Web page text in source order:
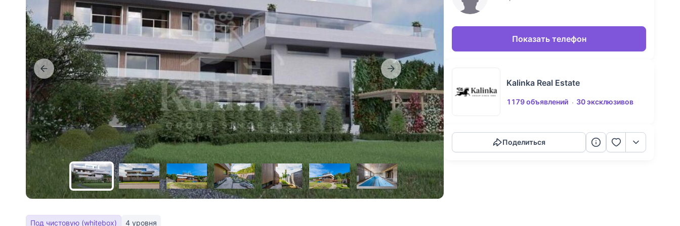
Под чистовую (whitebox) 4 уровня
Показать телефон
Kalinka Real Estate
1179 объявлений 30 эксклюзивов
Поделиться